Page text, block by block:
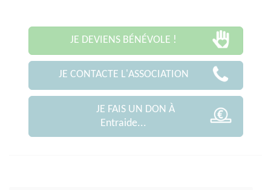
JE DEVIENS BÉNÉVOLE !
JE CONTACTE L'ASSOCIATION
JE FAIS UN DON À
Entraide...